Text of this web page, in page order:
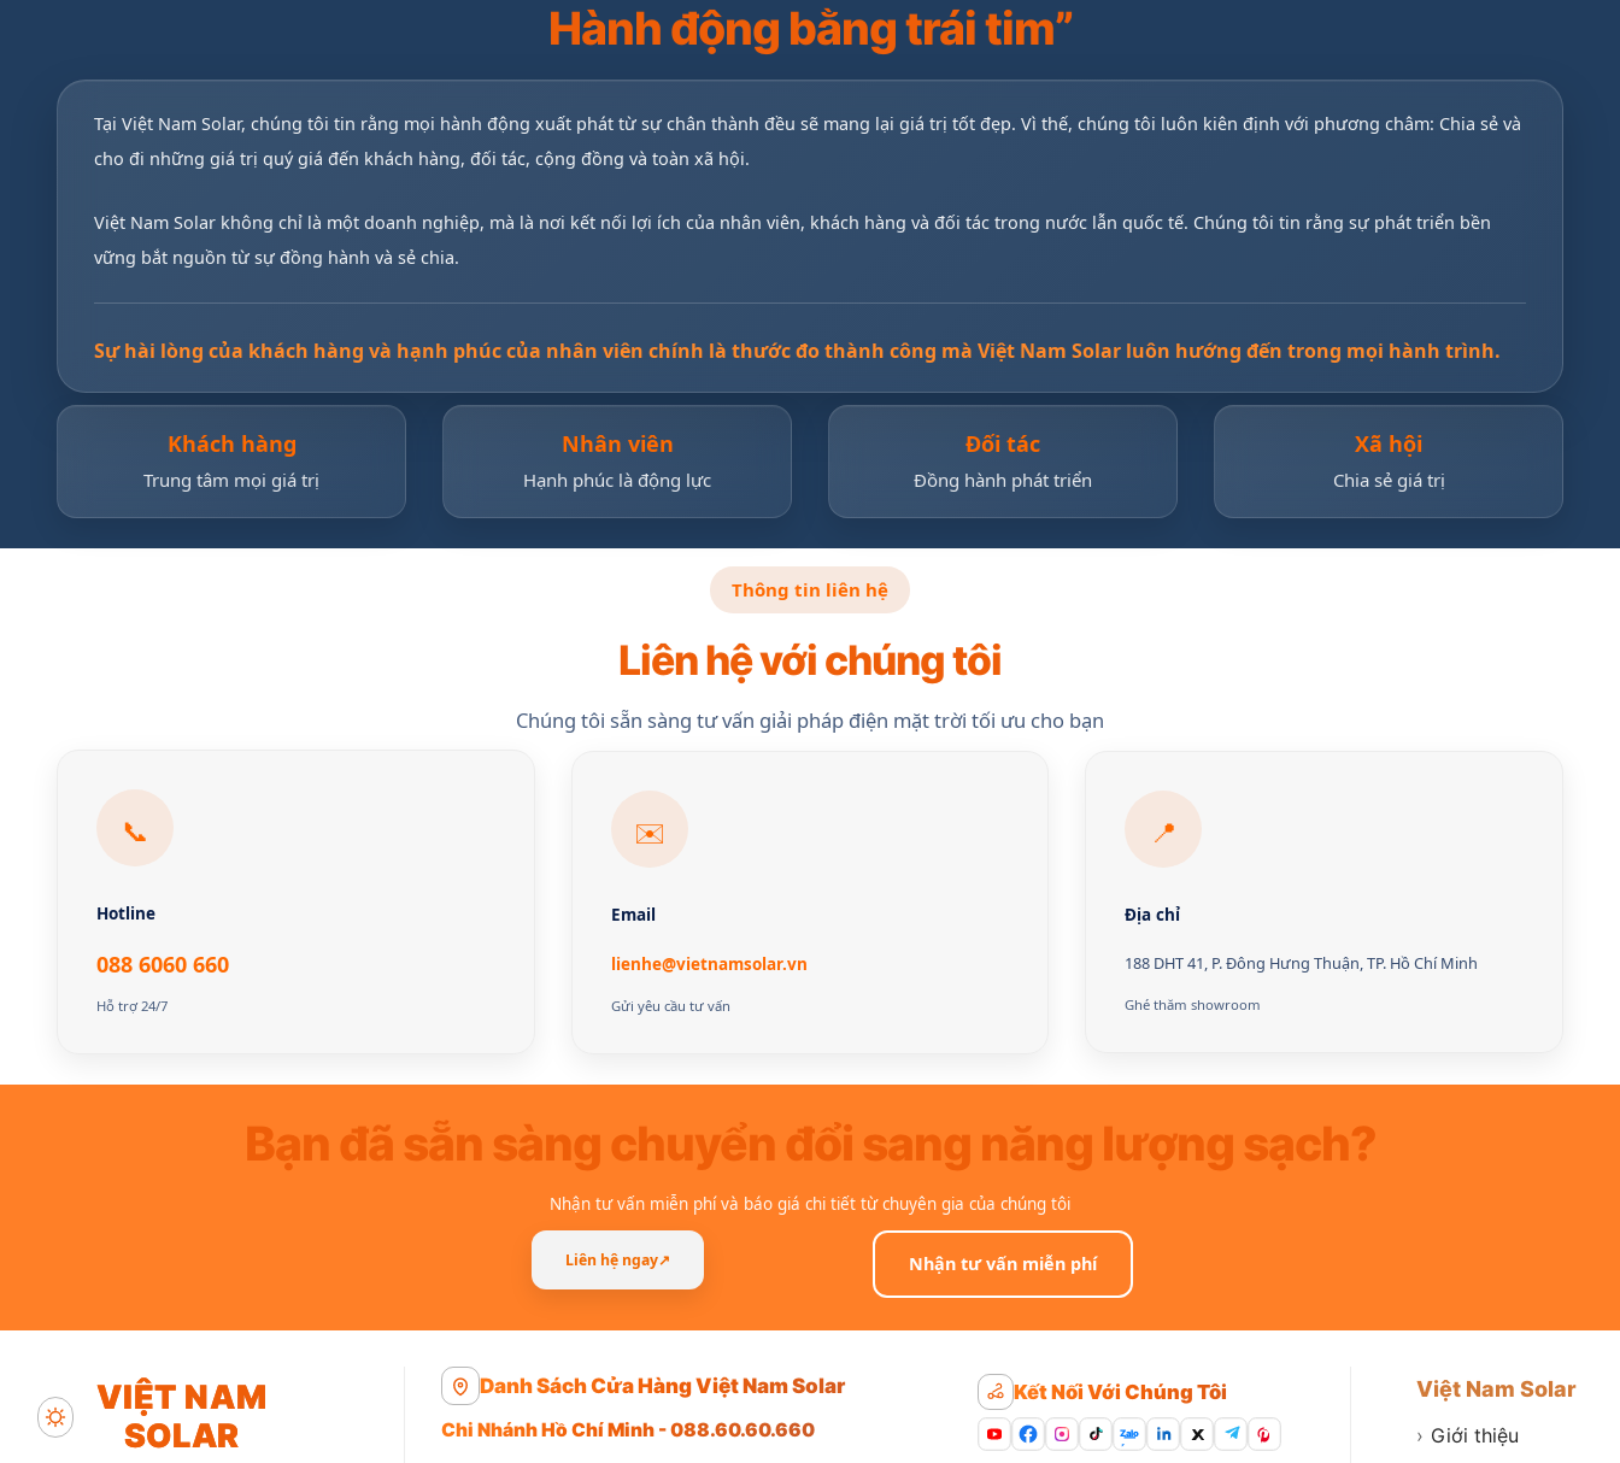
Hành động bằng trái tim”
Tại Việt Nam Solar, chúng tôi tin rằng mọi hành động xuất phát từ sự chân thành đều sẽ mang lại giá trị tốt đẹp. Vì thế, chúng tôi luôn kiên định với phương châm: Chia sẻ và
cho đi những giá trị quý giá đến khách hàng, đối tác, cộng đồng và toàn xã hội.
Việt Nam Solar không chỉ là một doanh nghiệp, mà là nơi kết nối lợi ích của nhân viên, khách hàng và đối tác trong nước lẫn quốc tế. Chúng tôi tin rằng sự phát triển bền
vững bắt nguồn từ sự đồng hành và sẻ chia.
Sự hài lòng của khách hàng và hạnh phúc của nhân viên chính là thước đo thành công mà Việt Nam Solar luôn hướng đến trong mọi hành trình.
Khách hàng
Trung tâm mọi giá trị
Nhân viên
Hạnh phúc là động lực
Đối tác
Đồng hành phát triển
Xã hội
Chia sẻ giá trị
Thông tin liên hệ
Liên hệ với chúng tôi
Chúng tôi sẵn sàng tư vấn giải pháp điện mặt trời tối ưu cho bạn
📞
Hotline
088 6060 660
Hỗ trợ 24/7
✉️
Email
lienhe@vietnamsolar.vn
Gửi yêu cầu tư vấn
📍
Địa chỉ
188 DHT 41, P. Đông Hưng Thuận, TP. Hồ Chí Minh
Ghé thăm showroom
Bạn đã sẵn sàng chuyển đổi sang năng lượng sạch?
Nhận tư vấn miễn phí và báo giá chi tiết từ chuyên gia của chúng tôi
Liên hệ ngay↗ Nhận tư vấn miễn phí
VIỆT NAM
SOLAR
Danh Sách Cửa Hàng Việt Nam Solar
Chi Nhánh Hồ Chí Minh - 088.60.60.660
Kết Nối Với Chúng Tôi
Zalo
Việt Nam Solar
› Giới thiệu